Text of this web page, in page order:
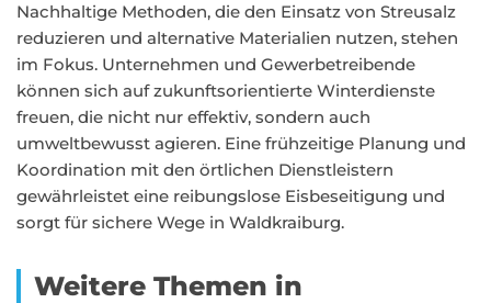
Nachhaltige Methoden, die den Einsatz von Streusalz
reduzieren und alternative Materialien nutzen, stehen
im Fokus. Unternehmen und Gewerbetreibende
können sich auf zukunftsorientierte Winterdienste
freuen, die nicht nur effektiv, sondern auch
umweltbewusst agieren. Eine frühzeitige Planung und
Koordination mit den örtlichen Dienstleistern
gewährleistet eine reibungslose Eisbeseitigung und
sorgt für sichere Wege in Waldkraiburg.
Weitere Themen in